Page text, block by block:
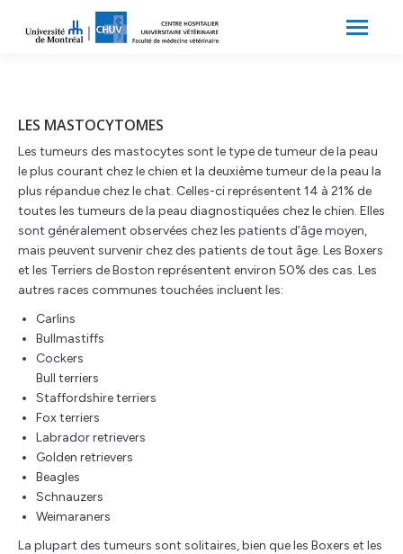
LES MASTOCYTOMES
Les tumeurs des mastocytes sont le type de tumeur de la peau
le plus courant chez le chien et la deuxième tumeur de la peau la
plus répandue chez le chat. Celles-ci représentent 14 à 21% de
toutes les tumeurs de la peau diagnostiquées chez le chien. Elles
sont généralement observées chez les patients d’âge moyen,
mais peuvent survenir chez des patients de tout âge. Les Boxers
et les Terriers de Boston représentent environ 50% des cas. Les
autres races communes touchées incluent les:
Carlins
Bullmastiffs
Cockers
Bull terriers
Staffordshire terriers
Fox terriers
Labrador retrievers
Golden retrievers
Beagles
Schnauzers
Weimaraners
La plupart des tumeurs sont solitaires, bien que les Boxers et les